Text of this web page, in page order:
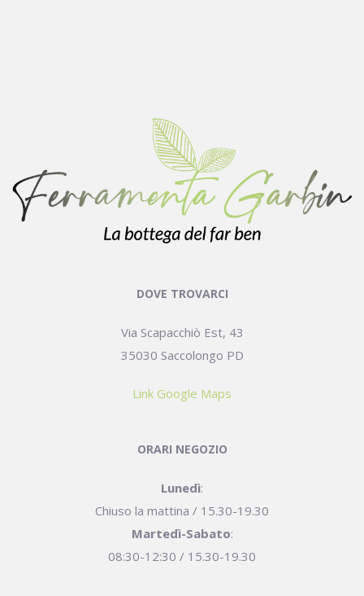
DOVE TROVARCI
Via Scapacchiò Est, 43
35030 Saccolongo PD
Link Google Maps
ORARI NEGOZIO
Lunedì:
Chiuso la mattina / 15.30-19.30
Martedì-Sabato:
08:30-12:30 / 15.30-19.30